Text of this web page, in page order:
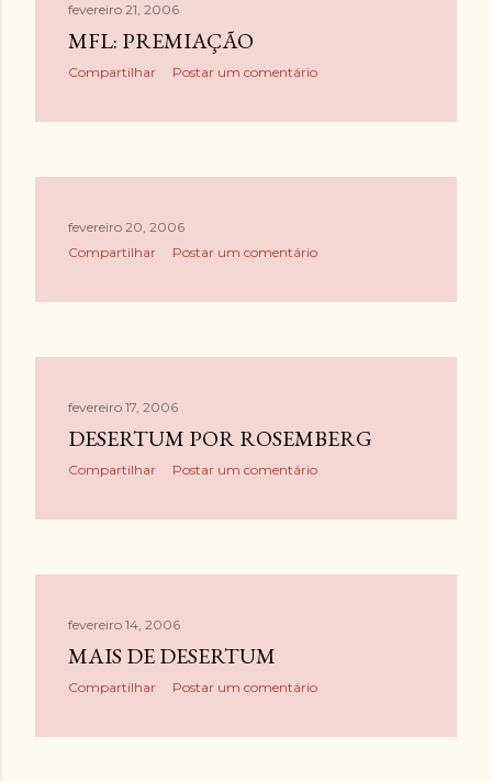
fevereiro 21, 2006
MFL: PREMIAÇÃO
Compartilhar Postar um comentário
fevereiro 20, 2006
Compartilhar
Postar um comentário
fevereiro 17, 2006
DESERTUM POR ROSEMBERG
Compartilhar Postar um comentário
fevereiro 14, 2006
MAIS DE DESERTUM
Compartilhar Postar um comentário